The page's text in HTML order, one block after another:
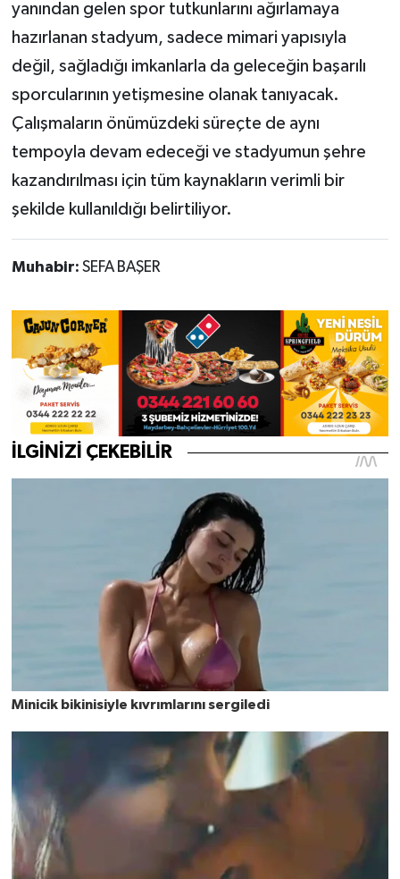
yanından gelen spor tutkunlarını ağırlamaya
hazırlanan stadyum, sadece mimari yapısıyla
değil, sağladığı imkanlarla da geleceğin başarılı
sporcularının yetişmesine olanak tanıyacak.
Çalışmaların önümüzdeki süreçte de aynı
tempoyla devam edeceği ve stadyumun şehre
kazandırılması için tüm kaynakların verimli bir
şekilde kullanıldığı belirtiliyor.
Muhabir: SEFA BAŞER